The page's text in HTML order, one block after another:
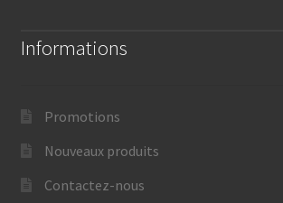
Informations
Promotions
Nouveaux produits
Contactez-nous